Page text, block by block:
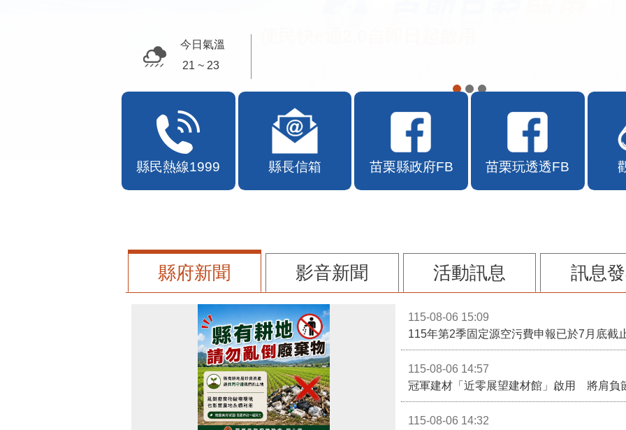
今日氣溫
21 ~ 23
縣民熱線1999 縣長信箱 苗栗縣政府FB 苗栗玩透透FB
縣府新聞 影音新聞 活動訊息 訊息
115-08-06 15:09
115-08-06 14:57
冠軍建材「近零展望建材館」啟用 將肩負
115-08-06 14:32